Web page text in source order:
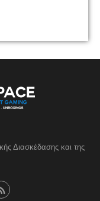
Διασκέδασης και της